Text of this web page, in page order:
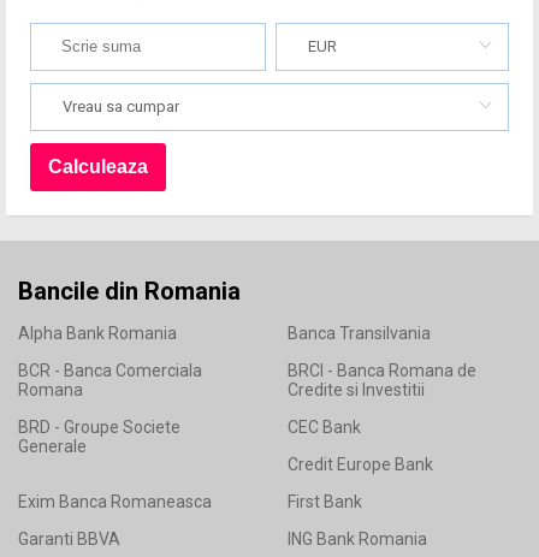
EUR
Vreau sa cumpar
Bancile din Romania
Alpha Bank Romania
Banca Transilvania
BCR - Banca Comerciala
Romana
BRCI - Banca Romana de
Credite si Investitii
BRD - Groupe Societe
Generale
CEC Bank
Credit Europe Bank
Exim Banca Romaneasca
First Bank
Garanti BBVA
ING Bank Romania